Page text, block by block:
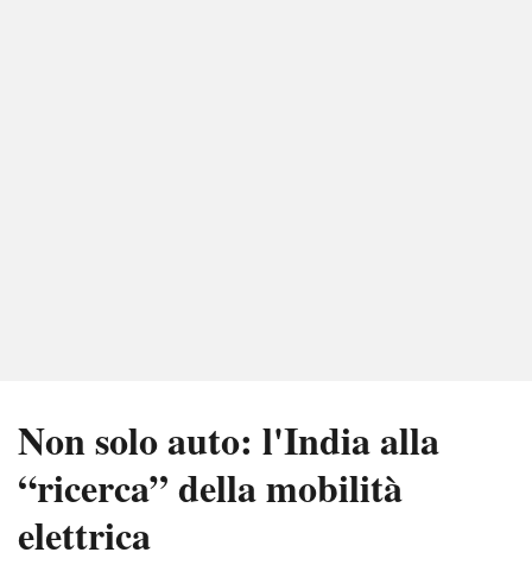
Non solo auto: l'India alla
“ricerca” della mobilità
elettrica